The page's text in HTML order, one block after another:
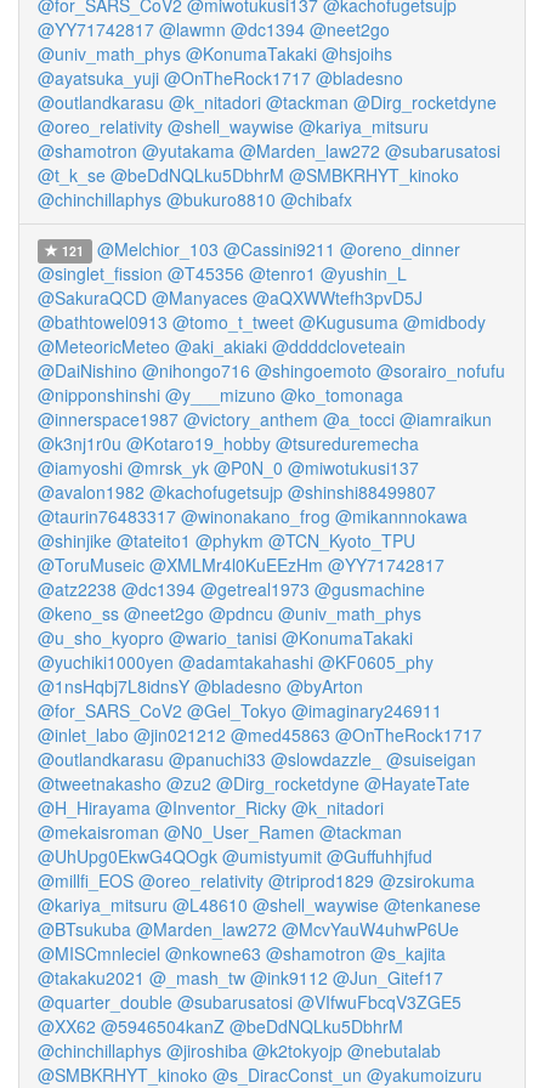
@for_SARS_CoV2 @miwotukusi137 @kachofugetsujp
@YY71742817 @lawmn @dc1394 @neet2go
@univ_math_phys @KonumaTakaki @hsjoihs
@ayatsuka_yuji @OnTheRock1717 @bladesno
@outlandkarasu @k_nitadori @tackman @Dirg_rocketdyne
@oreo_relativity @shell_waywise @kariya_mitsuru
@shamotron @yutakama @Marden_law272 @subarusatosi
@t_k_se @beDdNQLku5DbhrM @SMBKRHYT_kinoko
@chinchillaphys @bukuro8810 @chibafx
121 @Melchior_103 @Cassini9211 @oreno_dinner
@singlet_fission @T45356 @tenro1 @yushin_L
@SakuraQCD @Manyaces @aQXWWtefh3pvD5J
@bathtowel0913 @tomo_t_tweet @Kugusuma @midbody
@MeteoricMeteo @aki_akiaki @ddddcloveteain
@DaiNishino @nihongo716 @shingoemoto @sorairo_nofufu
@nipponshinshi @y___mizuno @ko_tomonaga
@innerspace1987 @victory_anthem @a_tocci @iamraikun
@k3nj1r0u @Kotaro19_hobby @tsureduremecha
@iamyoshi @mrsk_yk @P0N_0 @miwotukusi137
@avalon1982 @kachofugetsujp @shinshi88499807
@taurin76483317 @winonakano_frog @mikannnokawa
@shinjike @tateito1 @phykm @TCN_Kyoto_TPU
@ToruMuseic @XMLMr4l0KuEEzHm @YY71742817
@atz2238 @dc1394 @getreal1973 @gusmachine
@keno_ss @neet2go @pdncu @univ_math_phys
@u_sho_kyopro @wario_tanisi @KonumaTakaki
@yuchiki1000yen @adamtakahashi @KF0605_phy
@1nsHqbj7L8idnsY @bladesno @byArton
@for_SARS_CoV2 @Gel_Tokyo @imaginary246911
@inlet_labo @jin021212 @med45863 @OnTheRock1717
@outlandkarasu @panuchi33 @slowdazzle_ @suiseigan
@tweetnakasho @zu2 @Dirg_rocketdyne @HayateTate
@H_Hirayama @Inventor_Ricky @k_nitadori
@mekaisroman @N0_User_Ramen @tackman
@UhUpg0EkwG4QOgk @umistyumit @Guffuhhjfud
@millfi_EOS @oreo_relativity @triprod1829 @zsirokuma
@kariya_mitsuru @L48610 @shell_waywise @tenkanese
@BTsukuba @Marden_law272 @McvYauW4uhwP6Ue
@MISCmnleciel @nkowne63 @shamotron @s_kajita
@takaku2021 @_mash_tw @ink9112 @Jun_Gitef17
@quarter_double @subarusatosi @VIfwuFbcqV3ZGE5
@XX62 @5946504kanZ @beDdNQLku5DbhrM
@chinchillaphys @jiroshiba @k2tokyojp @nebutalab
@SMBKRHYT_kinoko @s_DiracConst_un @yakumoizuru